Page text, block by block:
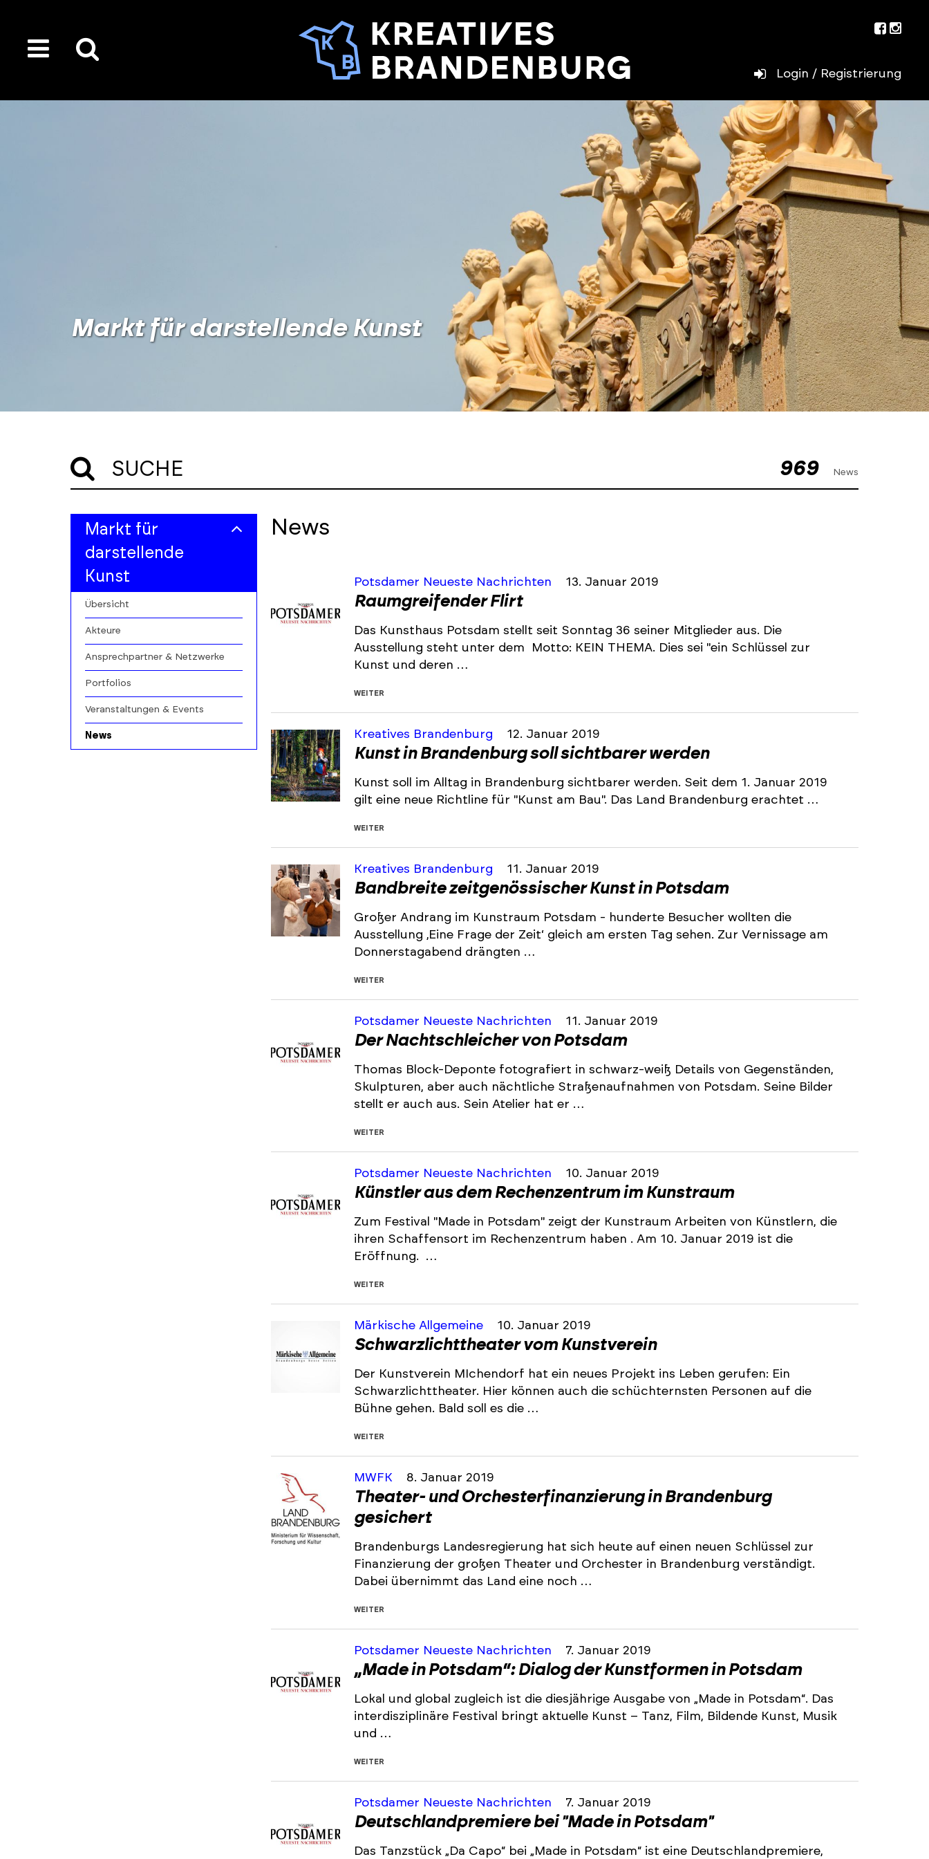
toggle
der
Login / Registrierung
Markt für darstellende Kunst
SUCHE 969 News
Skip
filters
Skip
results
Markt für
darstellende
Kunst
Übersicht
Akteure
Ansprechpartner & Netzwerke
Portfolios
Veranstaltungen & Events
News
News
Potsdamer Neueste Nachrichten 13. Januar 2019
Raumgreifender Flirt
Das Kunsthaus Potsdam stellt seit Sonntag 36 seiner Mitglieder aus. Die
Ausstellung steht unter dem Motto: KEIN THEMA. Dies sei "ein Schlüssel zur
Kunst und deren …
WEITER
Kreatives Brandenburg 12. Januar 2019
Kunst in Brandenburg soll sichtbarer werden
Kunst soll im Alltag in Brandenburg sichtbarer werden. Seit dem 1. Januar 2019
gilt eine neue Richtline für "Kunst am Bau". Das Land Brandenburg erachtet …
WEITER
Kreatives Brandenburg 11. Januar 2019
Bandbreite zeitgenössischer Kunst in Potsdam
Großer Andrang im Kunstraum Potsdam - hunderte Besucher wollten die
Ausstellung ‚Eine Frage der Zeit‘ gleich am ersten Tag sehen. Zur Vernissage am
Donnerstagabend drängten …
WEITER
Potsdamer Neueste Nachrichten 11. Januar 2019
Der Nachtschleicher von Potsdam
Thomas Block-Deponte fotografiert in schwarz-weiß Details von Gegenständen,
Skulpturen, aber auch nächtliche Straßenaufnahmen von Potsdam. Seine Bilder
stellt er auch aus. Sein Atelier hat er …
WEITER
Potsdamer Neueste Nachrichten 10. Januar 2019
Künstler aus dem Rechenzentrum im Kunstraum
Zum Festival "Made in Potsdam" zeigt der Kunstraum Arbeiten von Künstlern, die
ihren Schaffensort im Rechenzentrum haben . Am 10. Januar 2019 ist die
Eröffnung. …
WEITER
Märkische Allgemeine 10. Januar 2019
Schwarzlichttheater vom Kunstverein
Der Kunstverein MIchendorf hat ein neues Projekt ins Leben gerufen: Ein
Schwarzlichttheater. Hier können auch die schüchternsten Personen auf die
Bühne gehen. Bald soll es die …
WEITER
MWFK 8. Januar 2019
Theater- und Orchesterfinanzierung in Brandenburg
gesichert
Brandenburgs Landesregierung hat sich heute auf einen neuen Schlüssel zur
Finanzierung der großen Theater und Orchester in Brandenburg verständigt.
Dabei übernimmt das Land eine noch …
WEITER
Potsdamer Neueste Nachrichten 7. Januar 2019
„Made in Potsdam“: Dialog der Kunstformen in Potsdam
Lokal und global zugleich ist die diesjährige Ausgabe von „Made in Potsdam“. Das
interdisziplinäre Festival bringt aktuelle Kunst – Tanz, Film, Bildende Kunst, Musik
und …
WEITER
Potsdamer Neueste Nachrichten 7. Januar 2019
Deutschlandpremiere bei "Made in Potsdam"
Das Tanzstück „Da Capo“ bei „Made in Potsdam“ ist eine Deutschlandpremiere,